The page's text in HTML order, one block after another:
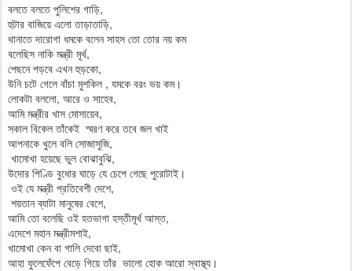
বলতে বলতে পুলিশের গাড়ি,
হুটার বাজিয়ে এলো তাড়াতাড়ি,
থানাতে দারোগা ধমকে বলেন সাহস তো তোর নয় কম
বলেছিস নাকি মন্ত্রী মূর্খ,
পেছনে পড়বে এখন হুড়কো,
উনি চটে গেলে বাঁচা মুশকিল , যমকে বরং ভয় কম।
লোকটা বললো, আরে ও সাহেব,
আমি মন্ত্রীর খাস মোসায়েব,
সকাল বিকেল তাঁকেই স্মরণ করে তবে জল খাই
আপনাকে খুলে বলি সোজাসুজি,
খামোখা হয়েছে ভুল বোঝাবুঝি,
উদোর পিণ্ডি বুধোর ঘাড়ে যে চেপে গেছে পুরোটাই।
ওই যে মন্ত্রী প্রতিবেশী দেশে,
শয়তান ব্যাটা মানুষের বেশে,
আমি তো বলেছি ওই হতভাগা হস্তীমূর্খ আস্ত,
এদেশে মহান মন্ত্রীমশাই,
খামোখা কেন বা গালি দেবো ছাই,
আহা ফুলেফেঁপে বেড়ে গিয়ে তাঁর ভালো হোক আরো স্বাস্থ্য।